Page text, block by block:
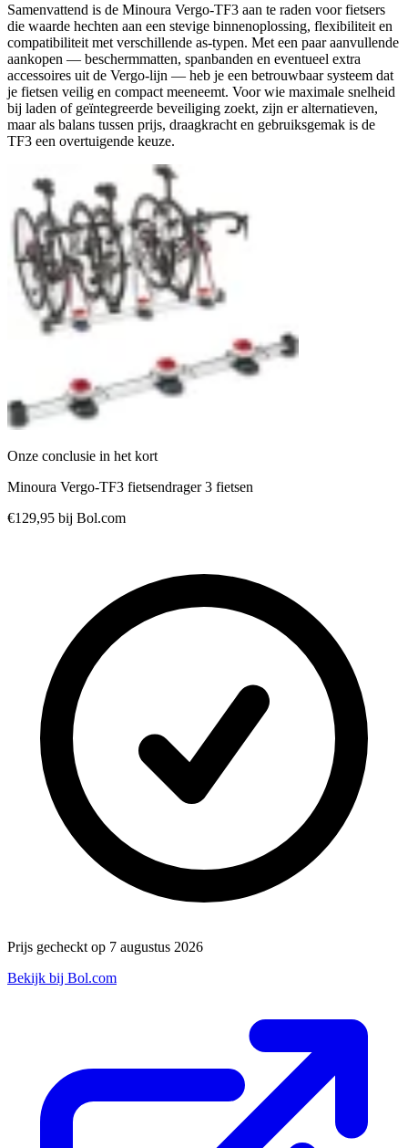
Samenvattend is de Minoura Vergo-TF3 aan te raden voor fietsers
die waarde hechten aan een stevige binnenoplossing, flexibiliteit en
compatibiliteit met verschillende as-typen. Met een paar aanvullende
aankopen — beschermmatten, spanbanden en eventueel extra
accessoires uit de Vergo-lijn — heb je een betrouwbaar systeem dat
je fietsen veilig en compact meeneemt. Voor wie maximale snelheid
bij laden of geïntegreerde beveiliging zoekt, zijn er alternatieven,
maar als balans tussen prijs, draagkracht en gebruiksgemak is de
TF3 een overtuigende keuze.
Onze conclusie in het kort
Minoura Vergo-TF3 fietsendrager 3 fietsen
€129,95 bij Bol.com
Prijs gecheckt op 7 augustus 2026
Bekijk bij Bol.com